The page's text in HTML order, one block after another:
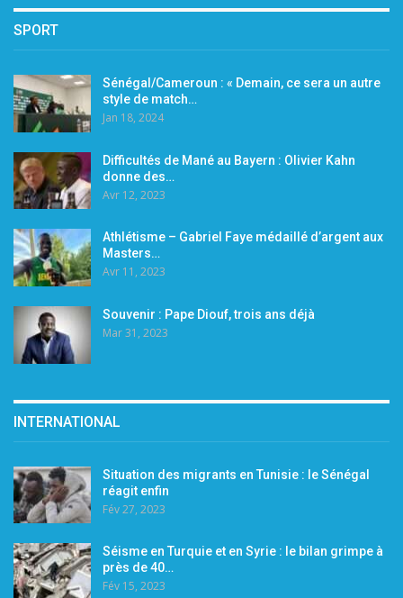
SPORT
Sénégal/Cameroun : « Demain, ce sera un autre
style de match…
Jan 18, 2024
Difficultés de Mané au Bayern : Olivier Kahn
donne des…
Avr 12, 2023
Athlétisme – Gabriel Faye médaillé d’argent aux
Masters…
Avr 11, 2023
Souvenir : Pape Diouf, trois ans déjà
Mar 31, 2023
INTERNATIONAL
Situation des migrants en Tunisie : le Sénégal
réagit enfin
Fév 27, 2023
Séisme en Turquie et en Syrie : le bilan grimpe à
près de 40…
Fév 15, 2023